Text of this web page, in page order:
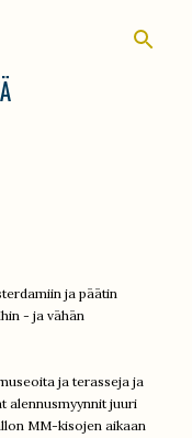
ja päätin
- ja vähän
ja terasseja ja
alennusmyynnit juuri
MM-kisojen aikaan